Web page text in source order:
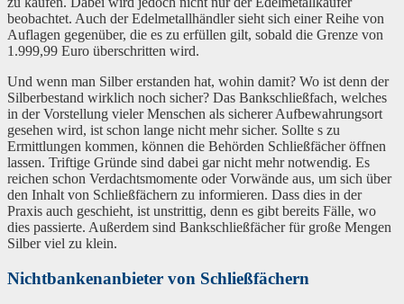
beobachtet. Auch der Edelmetallhändler sieht sich einer Reihe von
Auflagen gegenüber, die es zu erfüllen gilt, sobald die Grenze von
1.999,99 Euro überschritten wird.
Und wenn man Silber erstanden hat, wohin damit? Wo ist denn der
Silberbestand wirklich noch sicher? Das Bankschließfach, welches
in der Vorstellung vieler Menschen als sicherer Aufbewahrungsort
gesehen wird, ist schon lange nicht mehr sicher. Sollte s zu
Ermittlungen kommen, können die Behörden Schließfächer öffnen
lassen. Triftige Gründe sind dabei gar nicht mehr notwendig. Es
reichen schon Verdachtsmomente oder Vorwände aus, um sich über
den Inhalt von Schließfächern zu informieren. Dass dies in der
Praxis auch geschieht, ist unstrittig, denn es gibt bereits Fälle, wo
dies passierte. Außerdem sind Bankschließfächer für große Mengen
Silber viel zu klein.
Nichtbankenanbieter von Schließfächern